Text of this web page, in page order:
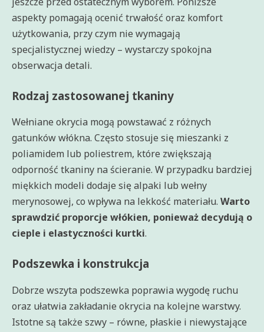
aspekty pomagają ocenić trwałość oraz komfort
użytkowania, przy czym nie wymagają
specjalistycznej wiedzy – wystarczy spokojna
obserwacja detali.
Rodzaj zastosowanej tkaniny
Wełniane okrycia mogą powstawać z różnych
gatunków włókna. Często stosuje się mieszanki z
poliamidem lub poliestrem, które zwiększają
odporność tkaniny na ścieranie. W przypadku bardziej
miękkich modeli dodaje się alpaki lub wełny
merynosowej, co wpływa na lekkość materiału. Warto
sprawdzić proporcje włókien, ponieważ decydują o
cieple i elastyczności kurtki.
Podszewka i konstrukcja
Dobrze wszyta podszewka poprawia wygodę ruchu
oraz ułatwia zakładanie okrycia na kolejne warstwy.
Istotne są także szwy – równe, płaskie i niewystające